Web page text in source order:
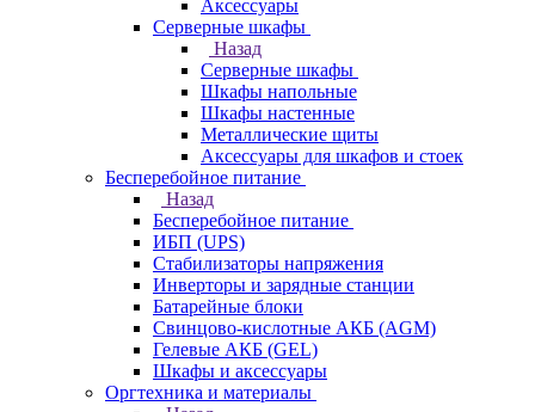
Аксессуары
Серверные шкафы
Назад
Серверные шкафы
Шкафы напольные
Шкафы настенные
Металлические щиты
Аксессуары для шкафов и стоек
Бесперебойное питание
Назад
Бесперебойное питание
ИБП (UPS)
Стабилизаторы напряжения
Инверторы и зарядные станции
Батарейные блоки
Свинцово-кислотные АКБ (AGM)
Гелевые АКБ (GEL)
Шкафы и аксессуары
Оргтехника и материалы